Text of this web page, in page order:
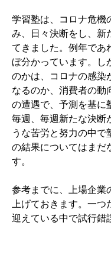
学習塾は、コロナ危機
み、日々決断をし、新
てきました。例年であ
ぼ分かっています。し
のかは、コロナの感染
なるのか、消費者の動
の遭遇で、予測を基に
毎週、毎週新たな決断
うな苦労と努力の中
の結果についてはまだ
す。
参考までに、上場企業
上げておきます。一つ
迎えている中で試行錯